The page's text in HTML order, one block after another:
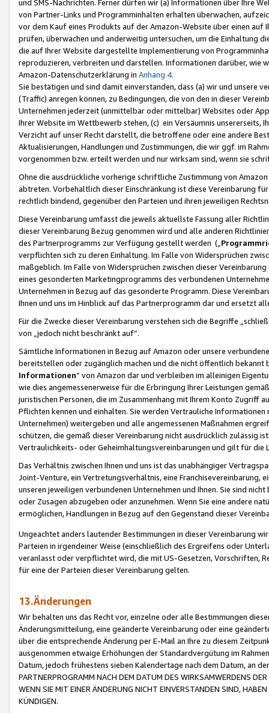
und SMS-Nachrichten. Ferner dürfen wir (a) Informationen über Ihre
von Partner-Links und Programminhalten erhalten überwachen,
vor dem Kauf eines Produkts auf der Amazon-Website über einen
prüfen, überwachen und anderweitig untersuchen, um die Einhaltung
die auf Ihrer Website dargestellte Implementierung von
reproduzieren, verbreiten und darstellen. Informationen darüber, wie
Amazon-Datenschutzerklärung in Anhang 4.
Sie bestätigen und sind damit einverstanden, dass (a) wir und
(Traffic) anregen können, zu Bedingungen, die von den in dieser
Unternehmen jederzeit (unmittelbar oder mittelbar) Websites oder
Ihrer Website im Wettbewerb stehen, (c) ein Versäumnis unsererseits,
Verzicht auf unser Recht darstellt, die betroffene oder eine andere
Aktualisierungen, Handlungen und Zustimmungen, die wir ggf. im
vorgenommen bzw. erteilt werden und nur wirksam sind, wenn sie
Ohne die ausdrückliche vorherige schriftliche Zustimmung von
abtreten. Vorbehaltlich dieser Einschränkung ist diese Vereinbarung
rechtlich bindend, gegenüber den Parteien und ihren jeweiligen
Diese Vereinbarung umfasst die jeweils aktuellste Fassung aller
dieser Vereinbarung Bezug genommen wird und alle anderen
des Partnerprogramms zur Verfügung gestellt werden („
verpflichten sich zu deren Einhaltung. Im Falle von Widersprüchen
maßgeblich. Im Falle von Widersprüchen zwischen dieser
eines gesonderten Marketingprogramms des verbundenen
Unternehmen in Bezug auf das gesonderte Programm. Diese
Ihnen und uns im Hinblick auf das Partnerprogramm dar und ersetzt
Für die Zwecke dieser Vereinbarung verstehen sich die Begriffe
von „jedoch nicht beschränkt auf“.
Sämtliche Informationen in Bezug auf Amazon oder unsere
bereitstellen oder zugänglich machen und die nicht öffentlich
Informationen“ von Amazon dar und verbleiben im alleinigen
wie dies angemessenerweise für die Erbringung Ihrer Leistungen
juristischen Personen, die im Zusammenhang mit Ihrem Konto
Pflichten kennen und einhalten. Sie werden Vertrauliche
Unternehmen) weitergeben und alle angemessenen Maßnahmen
schützen, die gemäß dieser Vereinbarung nicht ausdrücklich zulässig
Vertraulichkeits- oder Geheimhaltungsvereinbarungen und gilt für die
Das Verhältnis zwischen Ihnen und uns ist das unabhängiger
Joint-Venture, ein Vertretungsverhältnis, eine Franchisevereinbarung,
unseren jeweiligen verbundenen Unternehmen und Ihnen. Sie sind
oder Zusagen abzugeben oder anzunehmen. Wenn Sie eine andere
ermöglichen, Handlungen in Bezug auf den Gegenstand dieser
Ungeachtet anders lautender Bestimmungen in dieser Vereinbarung
Parteien in irgendeiner Weise (einschließlich des Ergreifens oder
veranlasst oder verpflichtet wird, die mit US-Gesetzen, Vorschriften,
für eine der Parteien dieser Vereinbarung gelten.
13.Änderungen
Wir behalten uns das Recht vor, einzelne oder alle Bestimmungen
Änderungsmitteilung, eine geänderte Vereinbarung oder eine
über die entsprechende Änderung per E-Mail an Ihre zu diesem
ausgenommen etwaige Erhöhungen der Standardvergütung im
Datum, jedoch frühestens sieben Kalendertage nach dem Datum, an
PARTNERPROGRAMM NACH DEM DATUM DES WIRKSAMWERDENS
WENN SIE MIT EINER ÄNDERUNG NICHT EINVERSTANDEN SIND,
KÜNDIGEN.